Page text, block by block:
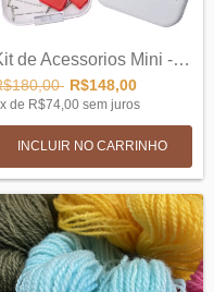
Kit de Acessorios Mini - Chiaogoo - 7599...
R$148,00
x de R$74,00 sem juros